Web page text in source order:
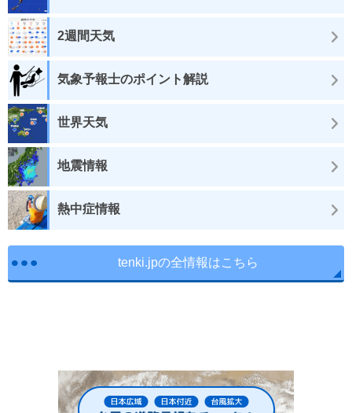
2週間天気
気象予報士のポイント解説
世界天気
地震情報
熱中症情報
tenki.jpの全情報はこちら